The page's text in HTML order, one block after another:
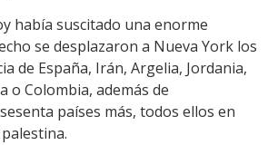
había suscitado una enorme
se desplazaron a Nueva York los
de España, Irán, Argelia, Jordania,
o Colombia, además de
países más, todos ellos en